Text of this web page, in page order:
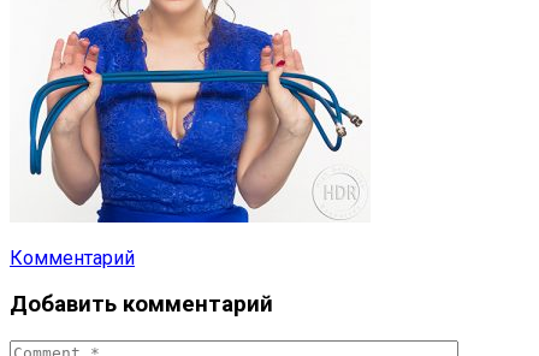
Комментарий
по
Добавить комментарий